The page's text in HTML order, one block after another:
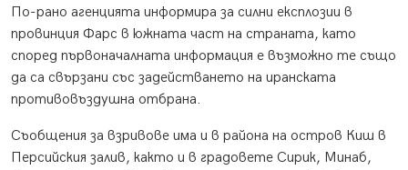
По-рано агенцията информира за силни експлозии в
провинция Фарс в южната част на страната, като
според първоначалната информация е възможно те също
да са свързани със задействането на иранската
противовъздушна отбрана.
Съобщения за взривове има и в района на остров Киш в
Персийския залив, както и в градовете Сирик, Минаб,